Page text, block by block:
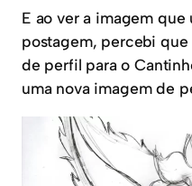
E ao ver a imagem
postagem, percebi que
de perfil para o
uma nova imagem de